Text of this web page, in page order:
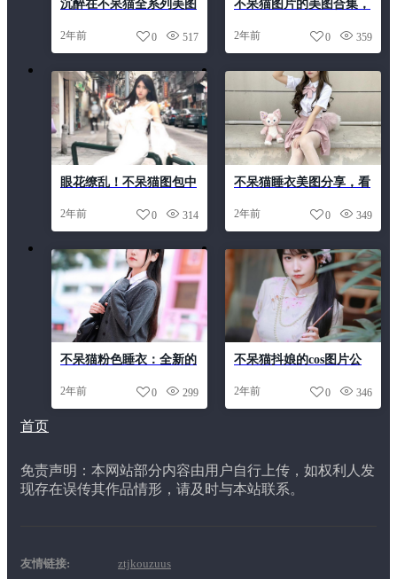
沉醉在不呆猫全系列美图
2年前 517
0
不呆猫图片的美图合集，
2年前 359
0
眼花缭乱！不呆猫图包中
2年前 314
0
不呆猫睡衣美图分享，看
特的cos造型。
2年前 349
0
不呆猫粉色睡衣：全新的
2年前 299
0
不呆猫抖娘的cos图片公
2年前 346
0
首页
免责声明：本网站部分内容由用户自行上传，如权利人发
现存在误传其作品情形，请及时与本站联系。
友情链接: ztjkouzuus